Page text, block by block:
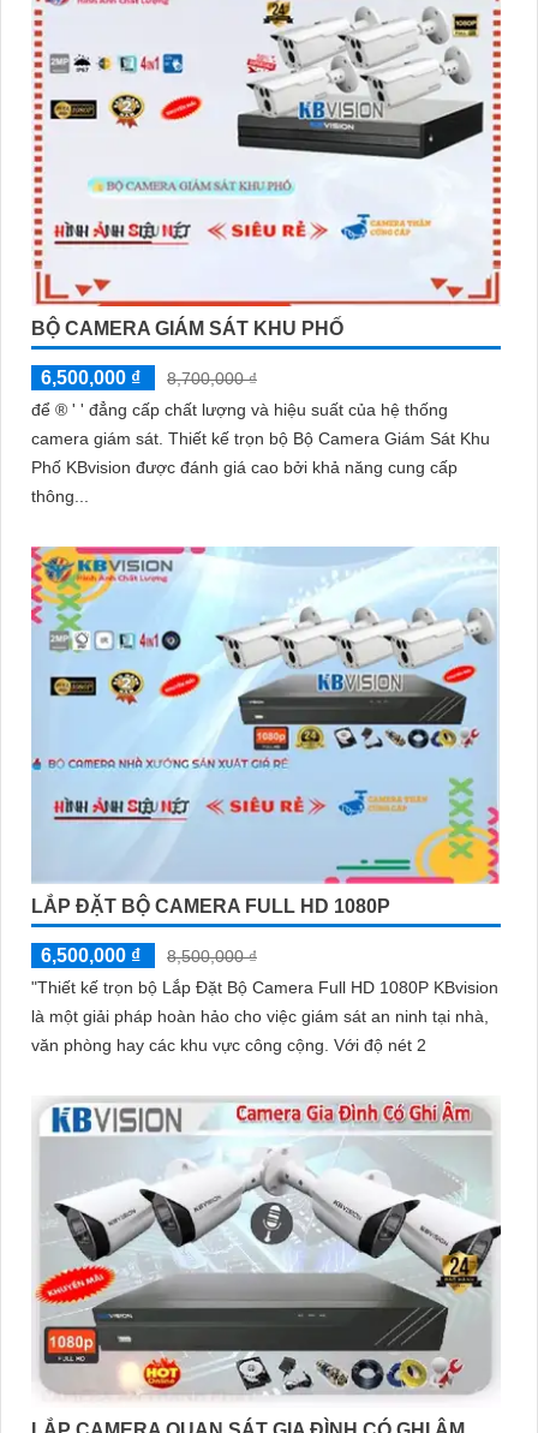
BỘ CAMERA GIÁM SÁT KHU PHỐ
6,500,000 ₫
8,700,000 ₫
để ®️ ' ' đẳng cấp chất lượng và hiệu suất của hệ thống
camera giám sát. Thiết kế trọn bộ Bộ Camera Giám Sát Khu
Phố KBvision được đánh giá cao bởi khả năng cung cấp
thông...
LẮP ĐẶT BỘ CAMERA FULL HD 1080P
6,500,000 ₫
8,500,000 ₫
"Thiết kế trọn bộ Lắp Đặt Bộ Camera Full HD 1080P KBvision
là một giải pháp hoàn hảo cho việc giám sát an ninh tại nhà,
văn phòng hay các khu vực công cộng. Với độ nét 2